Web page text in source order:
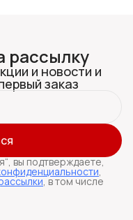
рассылку
и новости и
заказ
вы подтверждаете,
,
, в том числе